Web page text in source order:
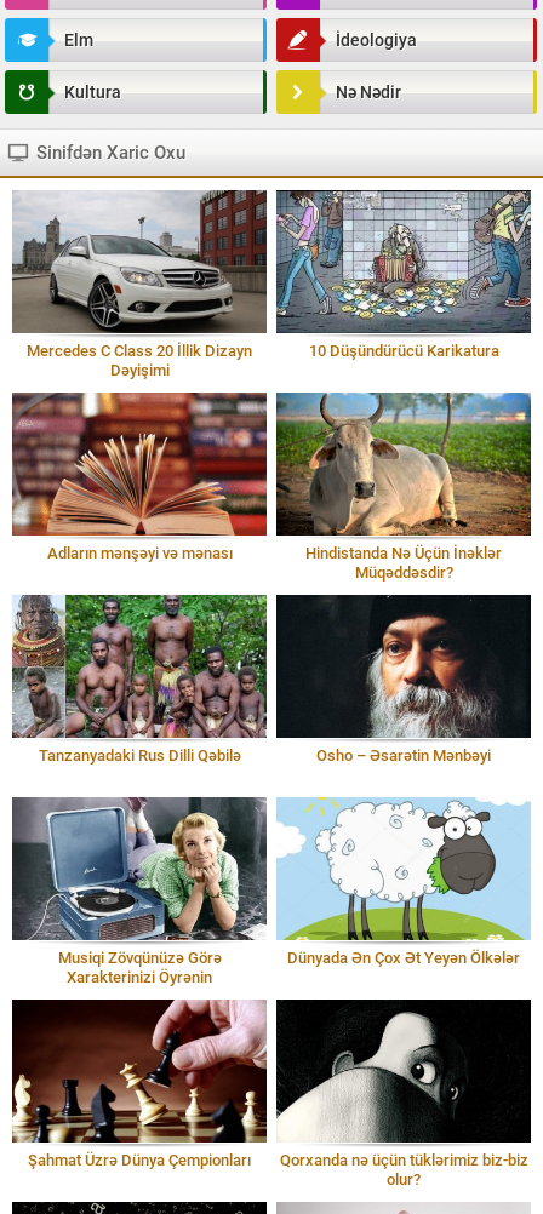
Elm İdeologiya
Kultura Nə Nədir
Sinifdən Xaric Oxu
Mercedes C Class 20 İllik Dizayn
Dəyişimi
10 Düşündürücü Karikatura
Adların mənşəyi və mənası
Hindistanda Nə Üçün İnəklər
Müqəddəsdir?
Tanzanyadaki Rus Dilli Qəbilə Osho – Əsarətin Mənbəyi
Musiqi Zövqünüzə Görə
Xarakterinizi Öyrənin
Dünyada Ən Çox Ət Yeyən Ölkələr
Şahmat Üzrə Dünya Çempionları
Qorxanda nə üçün tüklərimiz biz-biz
olur?